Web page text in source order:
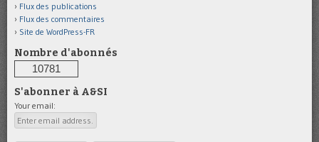
Flux des publications
Flux des commentaires
Site de WordPress-FR
Nombre d'abonnés
10781
S'abonner à A&SI
Your email: